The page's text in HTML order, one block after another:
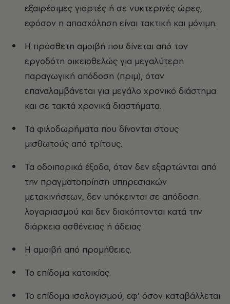
εξαιρέσιμες γιορτές ή σε νυκτερινές ώρες,
εφόσον η απασχόληση είναι τακτική και μόνιμη.
Η πρόσθετη αμοιβή που δίνεται από τον
εργοδότη οικειοθελώς για μεγαλύτερη
παραγωγική απόδοση (πριμ), όταν
επαναλαμβάνεται για μεγάλο χρονικό διάστημα
και σε τακτά χρονικά διαστήματα.
Τα φιλοδωρήματα που δίνονται στους
μισθωτούς από τρίτους.
Τα οδοιπορικά έξοδα, όταν δεν εξαρτώνται από
την πραγματοποίηση υπηρεσιακών
μετακινήσεων, δεν υπόκεινται σε απόδοση
λογαριασμού και δεν διακόπτονται κατά την
διάρκεια ασθένειας ή άδειας.
Η αμοιβή από προμήθειες.
Το επίδομα κατοικίας.
Το επίδομα ισολογισμού, εφ’ όσον καταβάλλεται